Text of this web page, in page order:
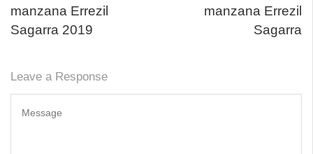
manzana Errezil
Sagarra 2019
manzana Errezil
Sagarra
Leave a Response